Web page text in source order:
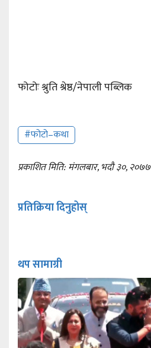
फोटोः श्रुति श्रेष्ठ/नेपाली पब्लिक
#फोटो–कथा
प्रकाशित मिति: मंगलबार, भदौ ३०, २०७७
प्रतिक्रिया दिनुहोस्
थप सामाग्री